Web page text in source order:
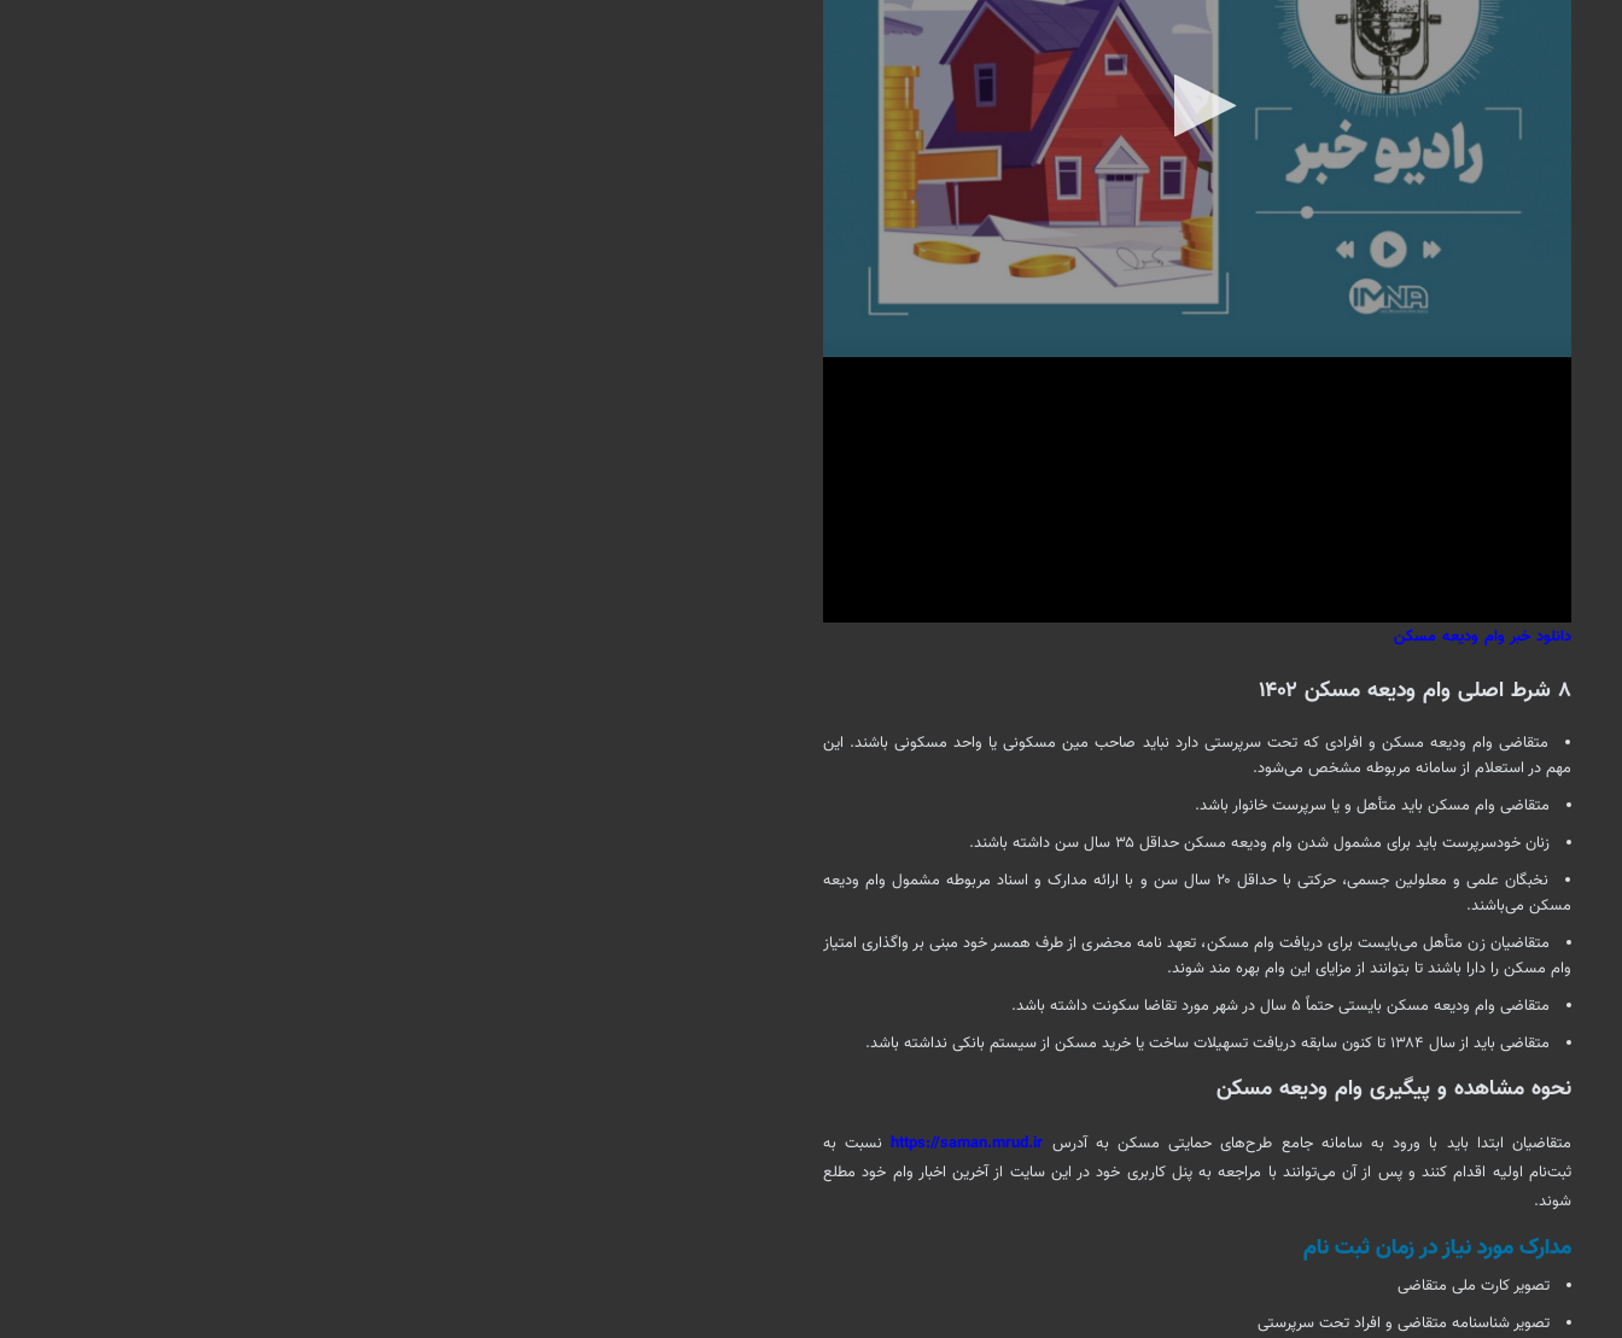
دانلود خبر وام ودیعه مسکن
۸ شرط اصلی وام ودیعه مسکن ۱۴۰۲
متقاضی وام ودیعه مسکن و افرادی که تحت سرپرستی دارد نباید صاحب مین مسکونی یا واحد مسکونی باشند. این
مهم در استعلام از سامانه مربوطه مشخص می‌شود.
متقاضی وام مسکن باید متأهل و یا سرپرست خانوار باشد.
زنان خودسرپرست باید برای مشمول شدن وام ودیعه مسکن حداقل ۳۵ سال سن داشته باشند.
نخبگان علمی و معلولین جسمی، حرکتی با حداقل ۲۰ سال سن و با ارائه مدارک و اسناد مربوطه مشمول وام ودیعه
مسکن می‌باشند.
متقاضیان زن متأهل می‌بایست برای دریافت وام مسکن، تعهد نامه محضری از طرف همسر خود مبنی بر واگذاری امتیاز
وام مسکن را دارا باشند تا بتوانند از مزایای این وام بهره مند شوند.
متقاضی وام ودیعه مسکن بایستی حتماً ۵ سال در شهر مورد تقاضا سکونت داشته باشد.
متقاضی باید از سال ۱۳۸۴ تا کنون سابقه دریافت تسهیلات ساخت یا خرید مسکن از سیستم بانکی نداشته باشد.
نحوه مشاهده و پیگیری وام ودیعه مسکن
متقاضیان ابتدا باید با ورود به سامانه جامع طرح‌های حمایتی مسکن به آدرس
نسبت به
ثبت‌نام اولیه اقدام کنند و پس از آن می‌توانند با مراجعه بهپنل کاربری خود در این سایت از آخرین اخبار وام خود مطلع
شوند.
مدارک مورد نیاز در زمان ثبت نام
تصویر کارت ملی متقاضی
تصویر شناسنامه متقاضی و افراد تحت سرپرستی